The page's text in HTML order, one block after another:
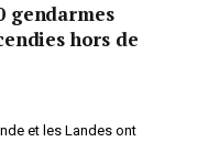
gendarmes
hors de
et les Landes ont